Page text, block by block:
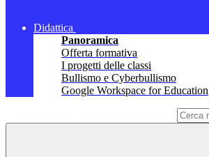
Didattica
Panoramica
Offerta formativa
I progetti delle classi
Bullismo e Cyberbullismo
Google Workspace for Education